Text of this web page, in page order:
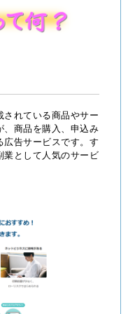
されている商品やサー
、商品を購入、申込み
広告サービスです。す
業として人気のサービ